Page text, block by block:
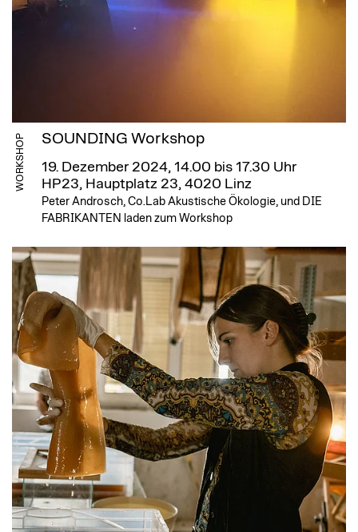
WORKSHOP SOUNDING Workshop
19. Dezember 2024, 14.00 bis 17.30 Uhr
HP23, Hauptplatz 23, 4020 Linz
Peter Androsch, Co.Lab Akustische Ökologie, und DIE
FABRIKANTEN laden zum Workshop